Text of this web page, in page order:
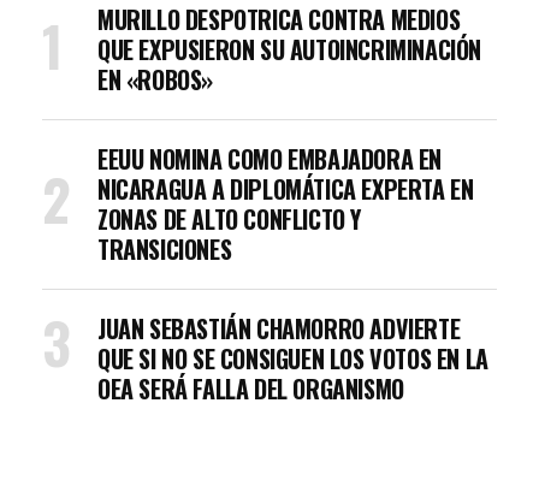
MURILLO DESPOTRICA CONTRA MEDIOS
QUE EXPUSIERON SU AUTOINCRIMINACIÓN
EN «ROBOS»
EEUU NOMINA COMO EMBAJADORA EN
NICARAGUA A DIPLOMÁTICA EXPERTA EN
ZONAS DE ALTO CONFLICTO Y
TRANSICIONES
JUAN SEBASTIÁN CHAMORRO ADVIERTE
QUE SI NO SE CONSIGUEN LOS VOTOS EN LA
OEA SERÁ FALLA DEL ORGANISMO